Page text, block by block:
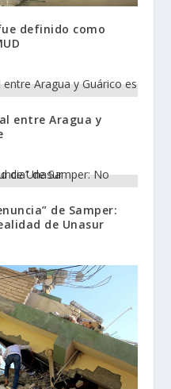
definido como
entre Aragua y
de Samper:
de Unasur